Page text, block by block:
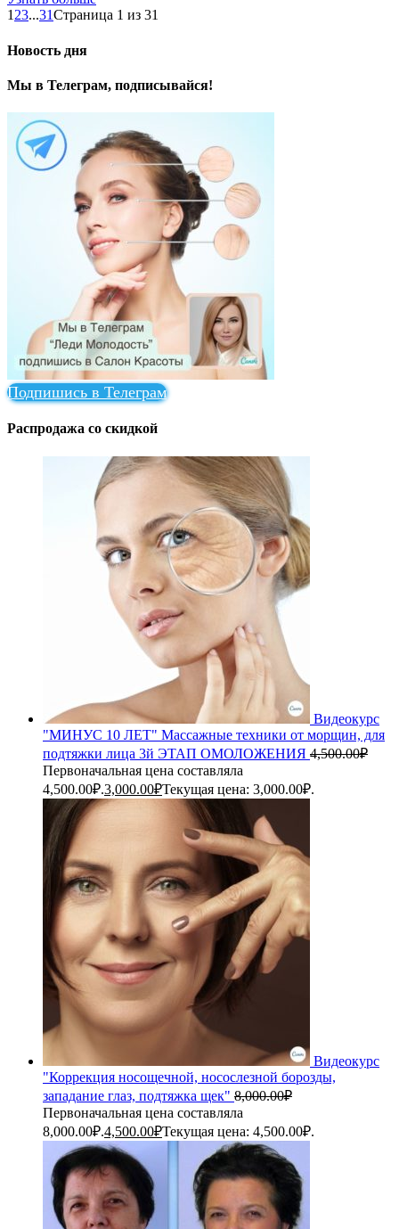
123...31Страница 1 из 31
Новость дня
Мы в Телеграм, подписывайся!
Подпишись в Телеграм
Распродажа со скидкой
Видеокурс
"МИНУС 10 ЛЕТ" Массажные техники от морщин, для
подтяжки лица 3й ЭТАП ОМОЛОЖЕНИЯ 4,500.00₽
Первоначальная цена составляла
4,500.00₽.3,000.00₽Текущая цена: 3,000.00₽.
Видеокурс
"Коррекция носощечной, носослезной борозды,
западание глаз, подтяжка щек" 8,000.00₽
Первоначальная цена составляла
8,000.00₽.4,500.00₽Текущая цена: 4,500.00₽.